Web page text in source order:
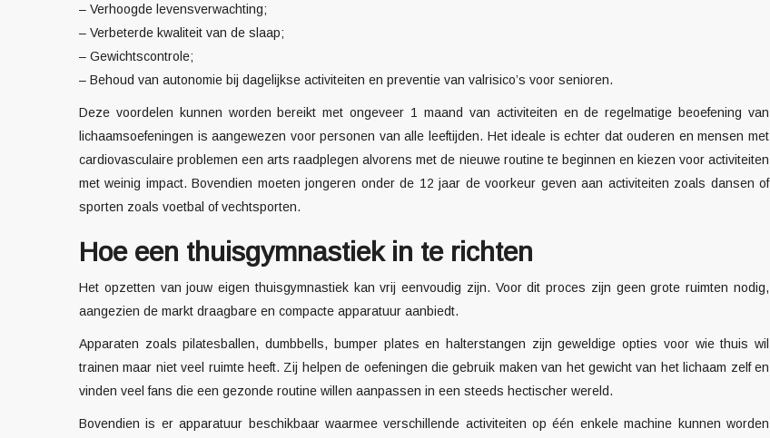
– Verhoogde levensverwachting;
– Verbeterde kwaliteit van de slaap;
– Gewichtscontrole;
– Behoud van autonomie bij dagelijkse activiteiten en preventie van valrisico’s voor senioren.
Deze voordelen kunnen worden bereikt met ongeveer 1 maand van activiteiten en de regelmatige beoefening van
lichaamsoefeningen is aangewezen voor personen van alle leeftijden. Het ideale is echter dat ouderen en mensen met
cardiovasculaire problemen een arts raadplegen alvorens met de nieuwe routine te beginnen en kiezen voor activiteiten
met weinig impact. Bovendien moeten jongeren onder de 12 jaar de voorkeur geven aan activiteiten zoals dansen of
sporten zoals voetbal of vechtsporten.
Hoe een thuisgymnastiek in te richten
Het opzetten van jouw eigen thuisgymnastiek kan vrij eenvoudig zijn. Voor dit proces zijn geen grote ruimten nodig,
aangezien de markt draagbare en compacte apparatuur aanbiedt.
Apparaten zoals pilatesballen,dumbbells, bumper plates en halterstangen zijn geweldige opties voor wie thuis wil
trainen maar niet veel ruimte heeft. Zij helpen de oefeningen die gebruik maken van het gewicht van het lichaam zelf en
vinden veel fans die een gezonde routine willen aanpassen in een steeds hectischer wereld.
Bovendien is er apparatuur beschikbaar waarmee verschillende activiteiten op één enkele machine kunnen worden